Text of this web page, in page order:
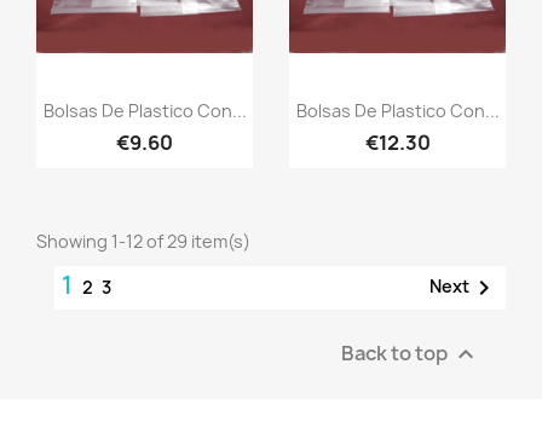
Quick view
Bolsas De Plastico Con...
€9.60
Quick view
Bolsas De Plastico Con...
€12.30
Showing 1-12 of 29 item(s)
1 2 3 Next 
Back to top 